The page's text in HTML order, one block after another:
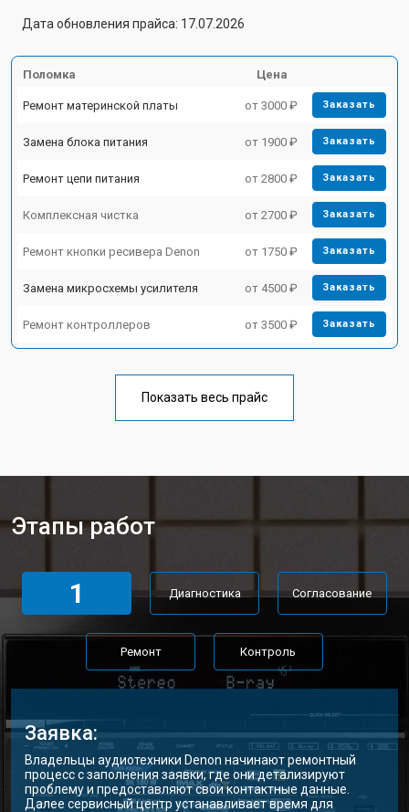
Дата обновления прайса: 17.07.2026
Поломка Цена
Ремонт материнской платы от 3000 ₽ Заказать
Замена блока питания от 1900 ₽ Заказать
Ремонт цепи питания от 2800 ₽ Заказать
Комплексная чистка от 2700 ₽ Заказать
Ремонт кнопки ресивера Denon от 1750 ₽ Заказать
Замена микросхемы усилителя от 4500 ₽ Заказать
Ремонт контроллеров от 3500 ₽ Заказать
Показать весь прайс
Этапы работ
1 Диагностика Согласование
Ремонт Контроль
Заявка:
Владельцы аудиотехники Denon начинают ремонтный
процесс с заполнения заявки, где они детализируют
проблему и предоставляют свои контактные данные.
Далее сервисный центр устанавливает время для